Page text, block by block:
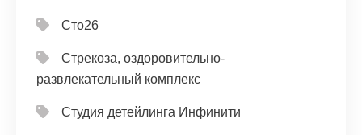
Сто26
Стрекоза, оздоровительно-
развлекательный комплекс
Студия детейлинга Инфинити